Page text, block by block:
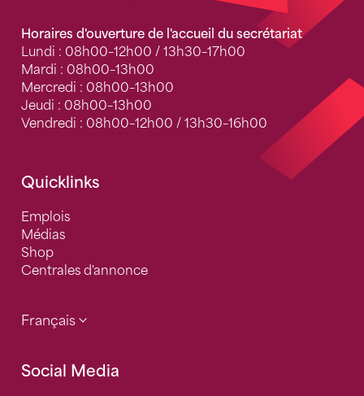
Horaires d'ouverture de l'accueil du secrétariat
Lundi : 08h00–12h00 / 13h30–17h00
Mardi : 08h00–13h00
Mercredi : 08h00–13h00
Jeudi : 08h00–13h00
Vendredi : 08h00–12h00 / 13h30–16h00
Quicklinks
Emplois
Médias
Shop
Centrales d'annonce
Français
Social Media